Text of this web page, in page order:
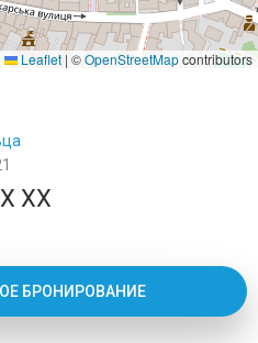
Leaflet | ©OpenStreetMapcontributors
XX
БРОНИРОВАНИЕ